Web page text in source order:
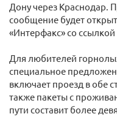
Дону через Краснодар.
сообщение будет
«Интерфакс» со
Для любителей
специальное
включает проезд в обе
также пакеты с
пути составит более